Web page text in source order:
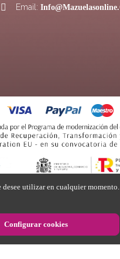
 Email:
desee utilizar en cualquier momento.
Configurar cookies